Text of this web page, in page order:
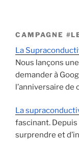
CAMPAGNE
La
Nous lançons
demander à
l’anniversaire
La
fascinant. Depuis
surprendre et